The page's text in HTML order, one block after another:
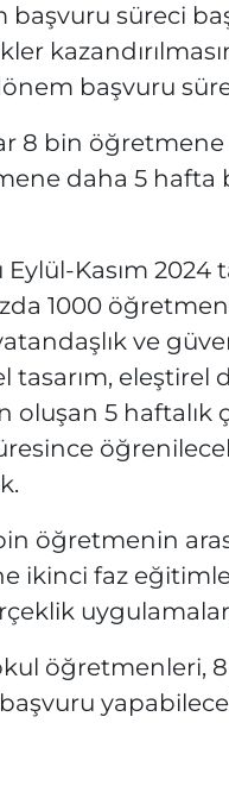
süreci
başvuru
8 bin
daha 5 hafta
Kasım 2024
1000
ve
tasarım, eleştirel
5 haftalık
öğretmenin
ikinci faz
öğretmenleri,